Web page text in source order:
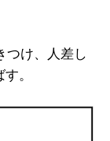
つけ、人差し
。